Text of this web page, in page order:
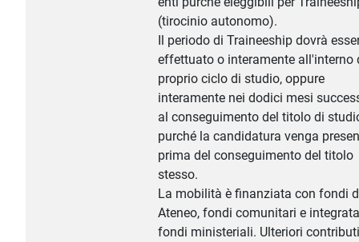
(tirocinio autonomo).
Il periodo di Traineeship dovrà
effettuato o interamente all'interno
proprio ciclo di studio, oppure
interamente nei dodici mesi
al conseguimento del titolo di
purché la candidatura venga
prima del conseguimento del titolo
stesso.
La mobilità è finanziata con fondi
Ateneo, fondi comunitari e
fondi ministeriali. Ulteriori contributi